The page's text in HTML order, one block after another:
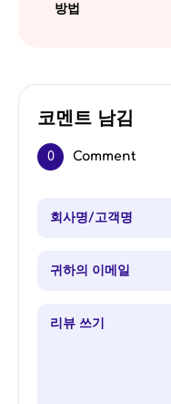
방법
코멘트 남김
0 Comment